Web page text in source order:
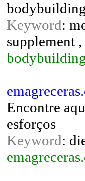
Keyword:
supplement
Encontre
esforços
Keyword: